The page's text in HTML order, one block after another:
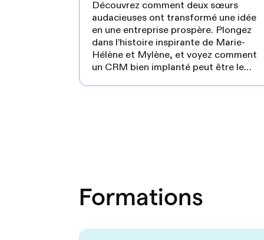
Découvrez comment deux sœurs
audacieuses ont transformé une idée
en une entreprise prospère. Plongez
dans l’histoire inspirante de Marie-
Hélène et Mylène, et voyez comment
un CRM bien implanté peut être le
Formations